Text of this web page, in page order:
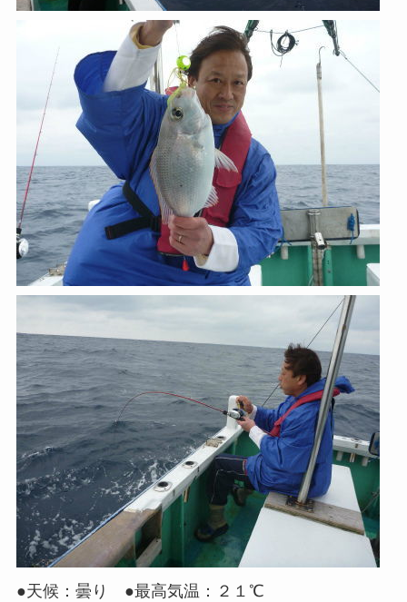
●天候：曇り ●最高気温：２１℃